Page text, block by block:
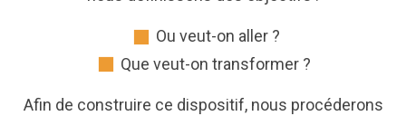
Ou veut-on aller ?
Que veut-on transformer ?
Afin de construire ce dispositif, nous procéderons